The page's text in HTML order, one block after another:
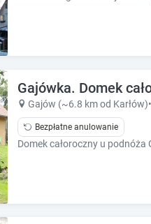
e
.
P
r
e
Gajówka. Domek
Gajów (~6.8 km od Karłów)•
Bezpłatne anulowanie